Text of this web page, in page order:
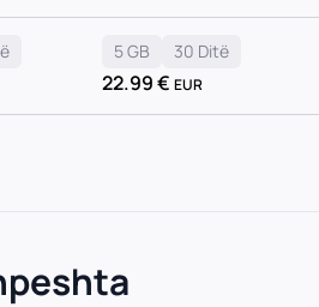
5 GB 30 Ditë
22.99€ EUR